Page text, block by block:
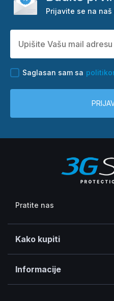
Prijavite se na
Saglasan sam sa
Pratite nas
Kako kupiti
Informacije